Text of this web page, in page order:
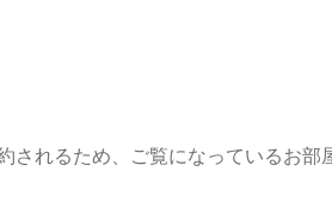
されるため、ご覧になっているお部